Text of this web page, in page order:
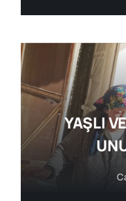
YAŞLI